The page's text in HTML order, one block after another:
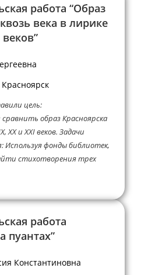
работа “Образ
века в лирике
веков”
цель:
образ Красноярска
XX и XXI веков. Задачи
Используя фонды библиотек,
стихотворения трех
работа
пуантах”
Константиновна